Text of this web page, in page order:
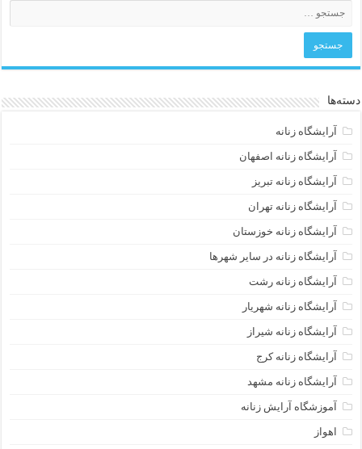
دسته‌ها
آرایشگاه زنانه
آرایشگاه زنانه اصفهان
آرایشگاه زنانه تبریز
آرایشگاه زنانه تهران
آرایشگاه زنانه خوزستان
آرایشگاه زنانه در سایر شهرها
آرایشگاه زنانه رشت
آرایشگاه زنانه شهریار
آرایشگاه زنانه شیراز
آرایشگاه زنانه کرج
آرایشگاه زنانه مشهد
آموزشگاه آرایش زنانه
اهواز